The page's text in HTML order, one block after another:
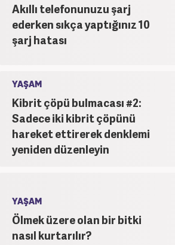
Akıllı telefonunuzu şarj
ederken sıkça yaptığınız 10
şarj hatası
YAŞAM
Kibrit çöpü bulmacası #2:
Sadece iki kibrit çöpünü
hareket ettirerek denklemi
yeniden düzenleyin
YAŞAM
Ölmek üzere olan bir bitki
nasıl kurtarılır?